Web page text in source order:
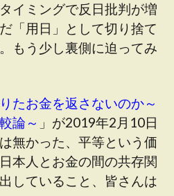
イミングで反日批判が増
「用日」として切り捨て
もう少し裏側に迫ってみ
たお金を返さないのか～
論～ 」が2019年2月10日
無かった、平等という価
本人とお金の間の共存関
していること、皆さんは